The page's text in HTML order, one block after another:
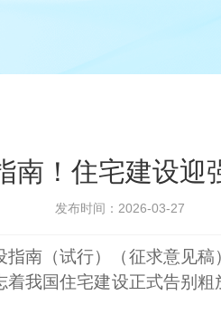
南！住宅建设迎
发布时间：2026-03-27
指南（试行）（征求意见
我国住宅建设正式告别